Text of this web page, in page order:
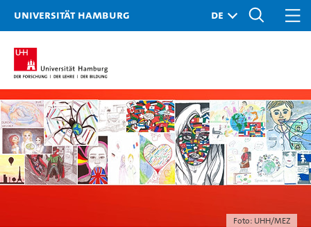
Universität Hamburg
Foto: UHH/MEZ